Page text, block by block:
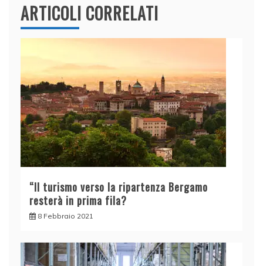
ARTICOLI CORRELATI
“Il turismo verso la ripartenza Bergamo
resterà in prima fila?
8 Febbraio 2021